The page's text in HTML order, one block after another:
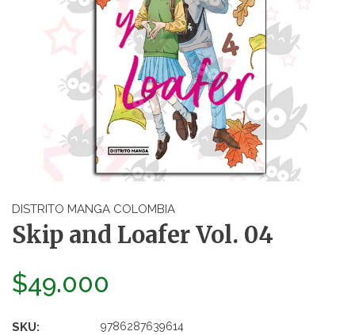
DISTRITO MANGA COLOMBIA
Skip and Loafer Vol. 04
$49.000
SKU: 9786287639614